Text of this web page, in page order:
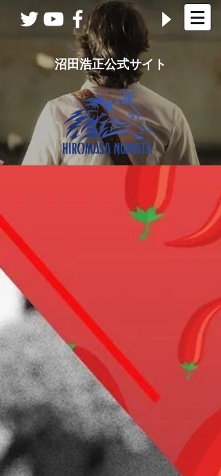
沼田浩正公式サイト